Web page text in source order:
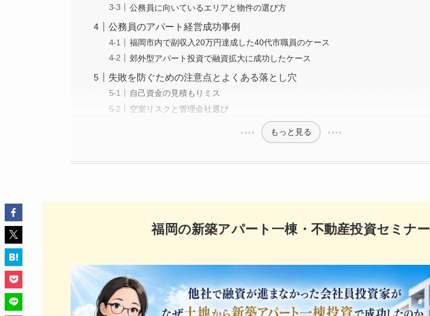
公務員に向いているエリアと物件の選び方
公務員のアパート経営成功事例
福岡市内で副収入20万円達成した40代市職員のケース
郊外型アパート投資で融資拡大に成功したケース
失敗を防ぐための注意点とよくある落とし穴
自己資金の見積もりミス
空室リスクと管理会社選び
もっと見る
福岡の新築アパート一棟・不動産投資セミナー